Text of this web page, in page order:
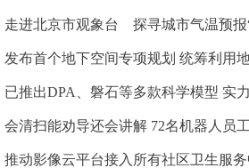
走进北京市观象台 探寻城市气温预报
发布首个地下空间专项规划 统筹利用
已推出DPA、磐石等多款科学模型 实
会清扫能劝导还会讲解 72名机器人员
推动影像云平台接入所有社区卫生服